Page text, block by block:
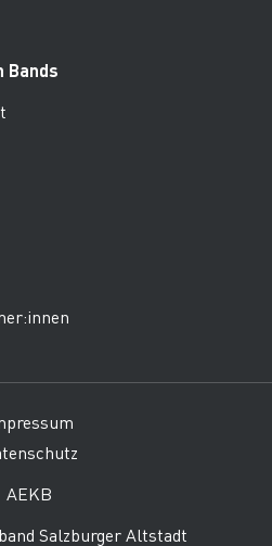
Bands
AEKB
Salzburger Altstadt